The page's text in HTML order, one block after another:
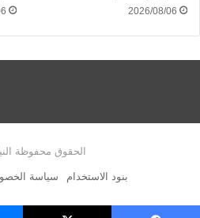
2026/08/06
الحقوق محفوظة النيلين
بنود الاستخدام سياسة